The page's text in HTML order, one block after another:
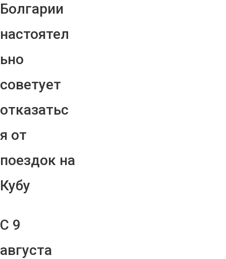
Болгарии
настоятел
ьно
советует
отказатьс
я от
поездок на
Кубу
С 9
августа